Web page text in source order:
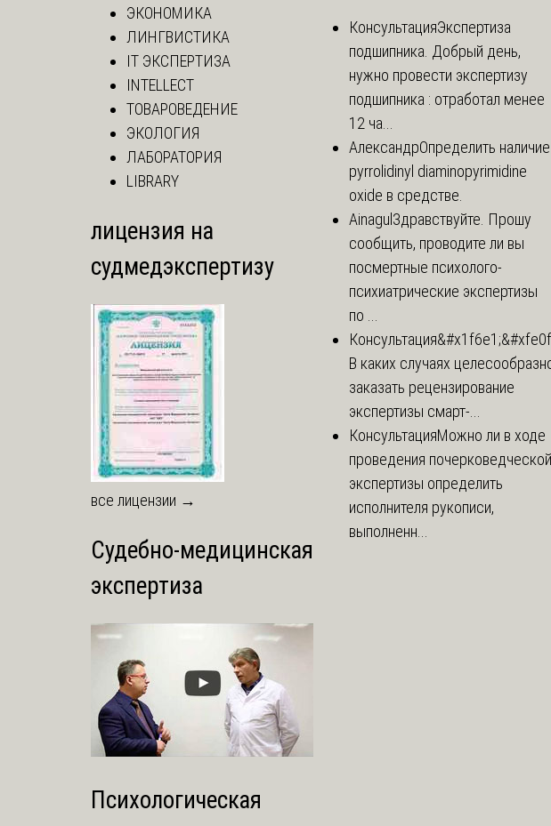
ЭКОНОМИКА
ЛИНГВИСТИКА
IT ЭКСПЕРТИЗА
INTELLECT
ТОВАРОВЕДЕНИЕ
ЭКОЛОГИЯ
ЛАБОРАТОРИЯ
LIBRARY
лицензия на
судмедэкспертизу
все лицензии →
Судебно-медицинская
экспертиза
Психологическая
КонсультацияЭкспертиза
подшипника. Добрый день,
нужно провести экспертизу
подшипника : отработал менее
12 ча...
АлександрОпределить наличие
pyrrolidinyl diaminopyrimidine
oxide в средстве.
Ainagul Здравствуйте. Прошу
сообщить, проводите ли вы
посмертные психолого-
психиатрические экспертизы
по ...
Консультация
В каких случаях
заказать рецензирование
экспертизы смарт-...
КонсультацияМожно ли в ходе
проведения почерковедческой
экспертизы определить
исполнителя рукописи,
выполненн...